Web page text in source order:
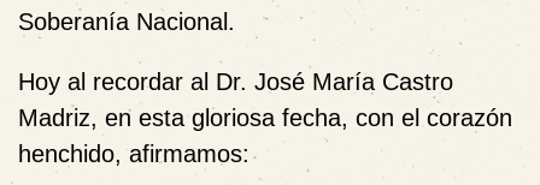
Soberanía Nacional.
Hoy al recordar al Dr. José María Castro
Madriz, en esta gloriosa fecha, con el corazón
henchido, afirmamos: